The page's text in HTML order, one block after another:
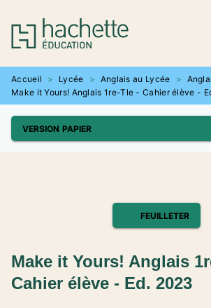
MENU RECHERCHE
PIED DE PAGE
Accueil > Lycée > Anglais au Lycée >
Make it Yours! Anglais 1re-Tle - Cahier élève -
VERSION PAPIER
FEUILLETER
Make it Yours! Anglais
Cahier élève - Ed. 2023